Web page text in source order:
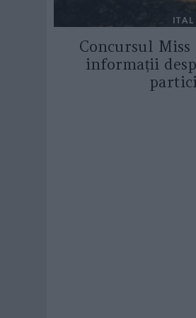
Concursul Miss
informații